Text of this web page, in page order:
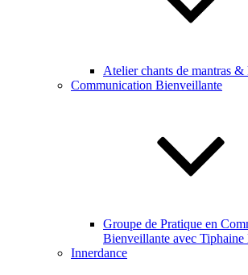
Atelier chants de mantras
Communication Bienveillante
Groupe de Pratique en
Bienveillante avec Tiphaine
Innerdance